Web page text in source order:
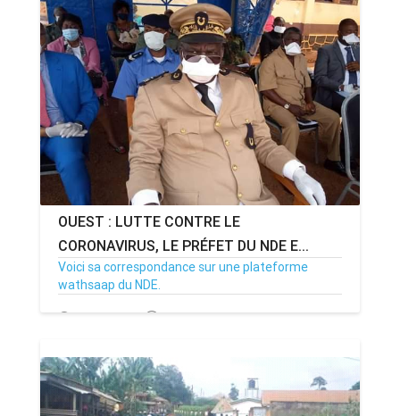
OUEST : LUTTE CONTRE LE
CORONAVIRUS, LE PRÉFET DU NDE E...
Voici sa correspondance sur une plateforme
wathsaap du NDE.
16/04/20 Par MenouActu 0